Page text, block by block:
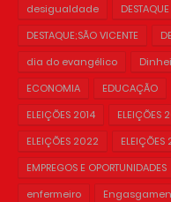
desigualdade
DESTAQUE
DESTAQUE;SÃO VICENTE
dia do evangélico
ECONOMIA
EDUCAÇÃO
ELEIÇÕES 2014
ELEIÇÕES
ELEIÇÕES 2022
EMPREGOS E OPORTUNIDADES
enfermeiro